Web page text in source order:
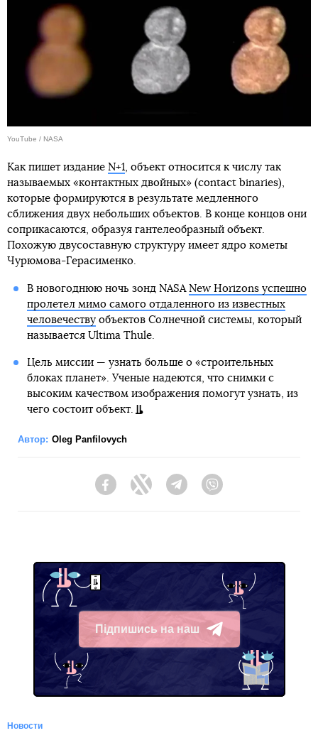
YouTube / NASA
Как пишет издание N+1, объект относится к числу так
называемых «контактных двойных» (contact binaries),
которые формируются в результате медленного
сближения двух небольших объектов. В конце концов они
соприкасаются, образуя гантелеобразный объект.
Похожую двусоставную структуру имеет ядро кометы
Чурюмова-Герасименко.
В новогоднюю ночь зонд NASA New Horizons успешно
пролетел мимо самого отдаленного из известных
человечествуобъектов Солнечной системы, который
называется Ultima Thule.
Цель миссии — узнать больше о «строительных
блоках планет». Ученые надеются, что снимки с
высоким качеством изображения помогут узнать, из
чего состоит объект.
Автор: Oleg Panfilovych
FacebookTwitter Telegram
Підпишись на наш
Telegram
Новости